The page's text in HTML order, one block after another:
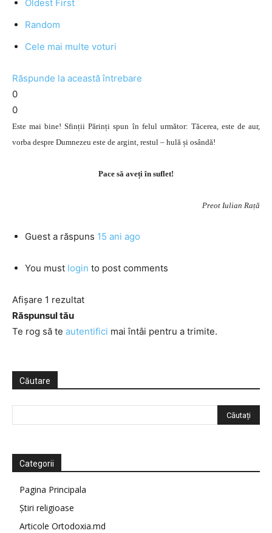
Oldest First
Random
Cele mai multe voturi
Răspunde la această întrebare
0
0
Este mai bine! Sfinții Părinți spun în felul următor: Tăcerea, este de aur,
vorba despre Dumnezeu este de argint, restul – hulă și osândă!
Pace să aveți în suflet!
Preot Iulian Rață
Guest a răspuns 15 ani ago
You must login to post comments
Afișare 1 rezultat
Răspunsul tău
Te rog să te autentifici mai întâi pentru a trimite.
Căutare
Categorii
Pagina Principala
Știri religioase
Articole Ortodoxia.md